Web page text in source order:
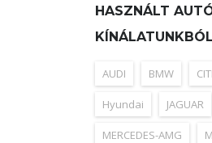
HASZNÁLT
KÍNÁLATUNKBÓL
AUDI BMW
Hyundai JAGUAR
MERCEDES-AMG